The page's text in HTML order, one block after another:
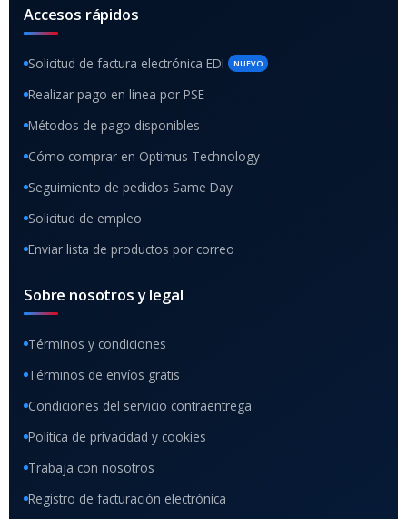
Accesos rápidos
Solicitud de factura electrónica EDI NUEVO
Realizar pago en línea por PSE
Métodos de pago disponibles
Cómo comprar en Optimus Technology
Seguimiento de pedidos Same Day
Solicitud de empleo
Enviar lista de productos por correo
Sobre nosotros y legal
Términos y condiciones
Términos de envíos gratis
Condiciones del servicio contraentrega
Política de privacidad y cookies
Trabaja con nosotros
Registro de facturación electrónica